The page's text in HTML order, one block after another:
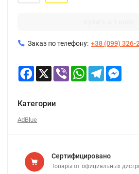
Заказ по телефону: +38 (099) 326-
Facebook
X Viber WhatsApp
Telegram
Категории
AdBlue
Сертифицировано
Товары от официальных